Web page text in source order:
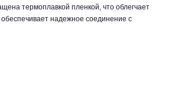
термоплавкой пленкой, что облегчает
обеспечивает надежное соединение с